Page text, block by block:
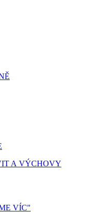
A VÝCHOVY
VÍC"